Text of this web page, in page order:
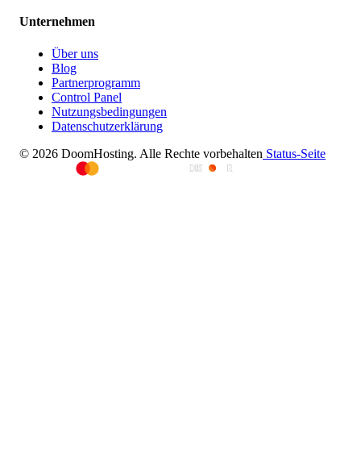
Unternehmen
Über uns
Blog
Partnerprogramm
Control Panel
Nutzungsbedingungen
Datenschutzerklärung
© 2026 DoomHosting. Alle Rechte vorbehalten Status-Seite